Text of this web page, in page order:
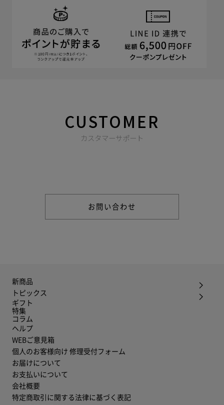
CUSTOMER
カスタマーサポート
お問い合わせ
新商品
トピックス
ギフト
特集
コラム
ヘルプ
WEBご意見箱
個人のお客様向け 修理受付フォーム
お届けについて
お支払いについて
会社概要
特定商取引に関する法律に基づく表記